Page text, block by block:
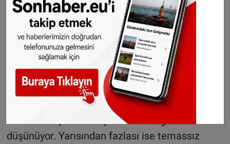
Tıbbi çip takılmasına olumlu bakan
katılımcıların yüzde 63’ü ateş veya kalp hızını
ölçebilecek olan çiplerin kötü bir fikir olmadığını
Çip taraftarlarının neredeyse yarısı çipin
kapıları açmak veya dijital cihazlara ulaşım
konusunda pratik bir çözüm olacağını
düşünüyor. Yarısından fazlası ise temassız